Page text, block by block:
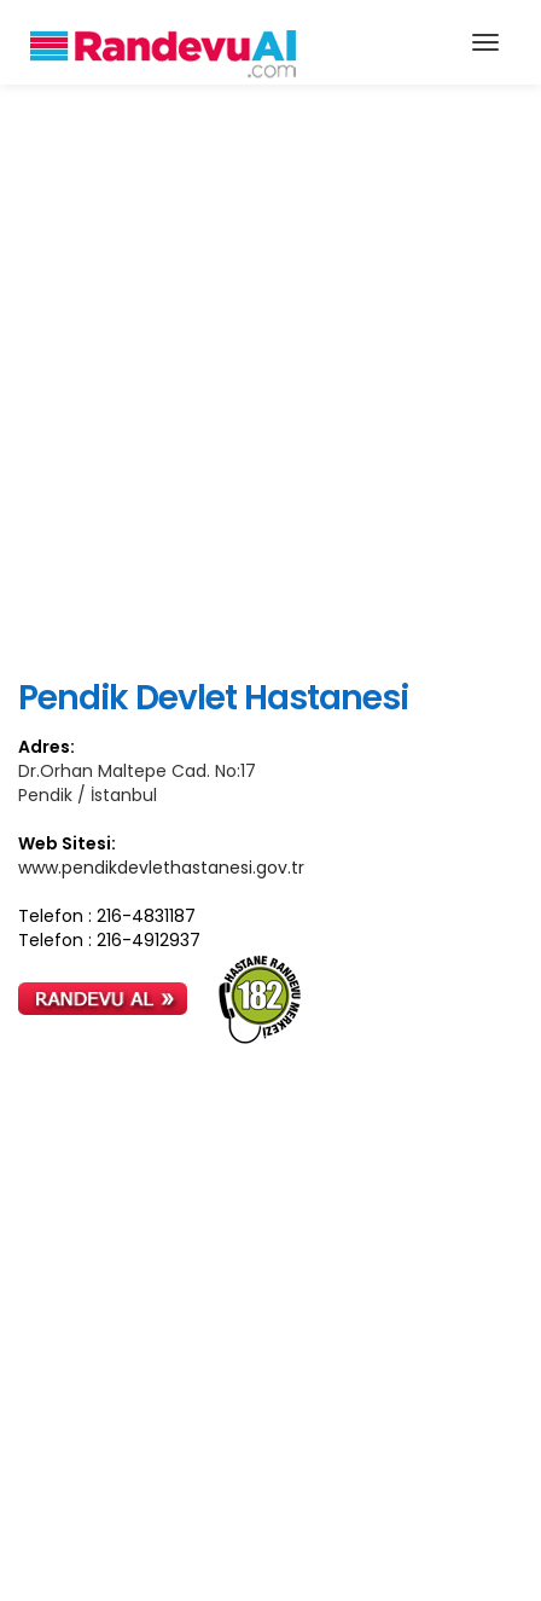
Pendik Devlet Hastanesi
Adres:
Dr.Orhan Maltepe Cad. No:17
Pendik / İstanbul
Web Sitesi:
www.pendikdevlethastanesi.gov.tr
Telefon : 216-4831187
Telefon : 216-4912937